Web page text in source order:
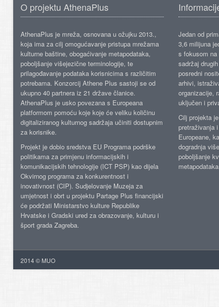
O projektu AthenaPlus
AthenaPlus je mreža, osnovana u ožujku 2013.,
koja ima za cilj omogućavanje pristupa mrežama
kulturne baštine, obogaćivanje metapodataka,
poboljšanje višejezične terminologije, te
prilagođavanje podataka korisnicima s različitim
potrebama. Konzorcij Athene Plus sastoji se od
ukupno 40 partnera iz 21 države članice.
AthenaPlus je usko povezana s Europeana
platformom pomoću koje koje će veliku količinu
digitaliziranog kulturnog sadržaja učiniti dostupnim
za korisnike.
Projekt je dobio sredstva EU Programa podrške
politikama za primjenu informacijskih i
komunikacijskih tehnologije (ICT PSP) kao dijela
Okvirnog programa za konkurentnost i
inovativnost (CIP). Sudjelovanje Muzeja za
umjetnost i obrt u projektu Partage Plus financijski
će podržati Ministarstvo kulture Republike
Hrvatske i Gradski ured za obrazovanje, kulturu i
šport grada Zagreba.
Jedan od
3,6 milijuna
s fokusom
sadržaj
posredni
arhivi,
organizacije,
uključen i
Cilj projekta
pretraživanja
Europeane,
dogradnja
poboljšanje
2014 © MUO